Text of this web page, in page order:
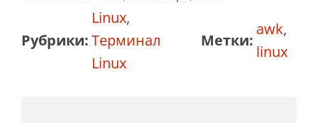
Рубрики:
Linux,
Терминал
Linux
Метки:
awk,
linux